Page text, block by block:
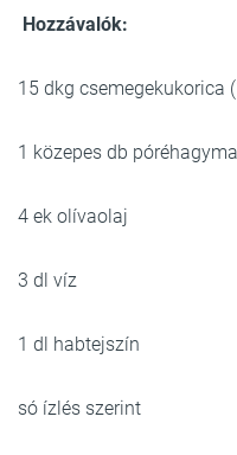
Hozzávalók:
15 dkg csemegekukorica
1 közepes db póréhagyma
4 ek olívaolaj
3 dl víz
1 dl habtejszín
só ízlés szerint